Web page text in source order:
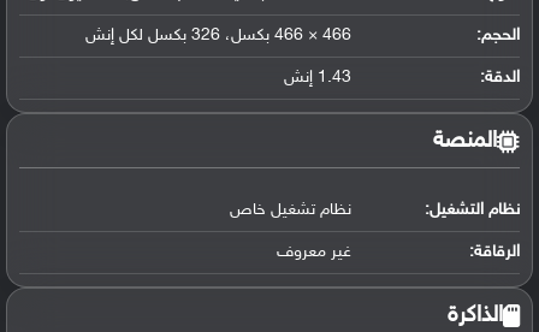
الحجم: 466 × 466 بكسل، 326 بكسل لكل إنش
الدقة: 1.43 إنش
المنصة
نظام التشغيل: نظام تشغيل خاص
الرقاقة: غير معروف
الذاكرة